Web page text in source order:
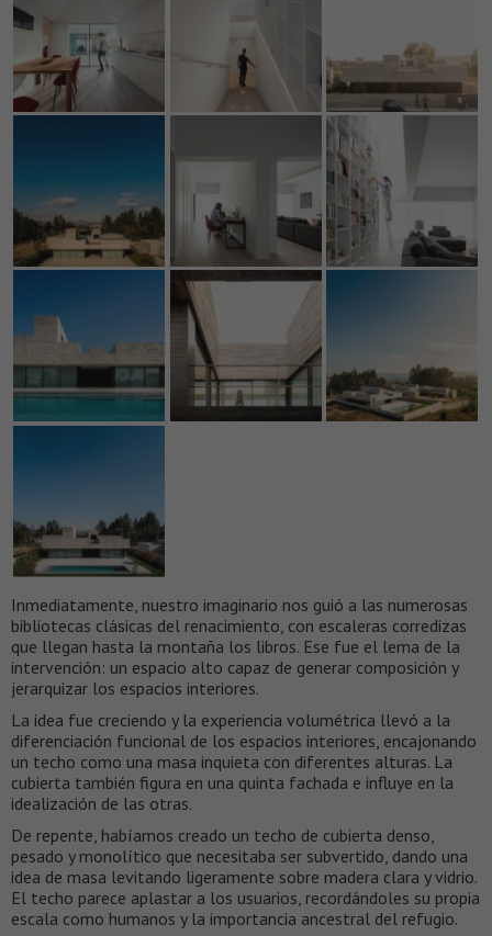
Inmediatamente, nuestro imaginario nos guió a las numerosas
bibliotecas clásicas del renacimiento, con escaleras corredizas
que llegan hasta la montaña los libros. Ese fue el lema de la
intervención: un espacio alto capaz de generar composición y
jerarquizar los espacios interiores.
La idea fue creciendo y la experiencia volumétrica llevó a la
diferenciación funcional de los espacios interiores, encajonando
un techo como una masa inquieta con diferentes alturas. La
cubierta también figura en una quinta fachada e influye en la
idealización de las otras.
De repente, habíamos creado un techo de cubierta denso,
pesado y monolítico que necesitaba ser subvertido, dando una
idea de masa levitando ligeramente sobre madera clara y vidrio.
El techo parece aplastar a los usuarios, recordándoles su propia
escala como humanos y la importancia ancestral del refugio.